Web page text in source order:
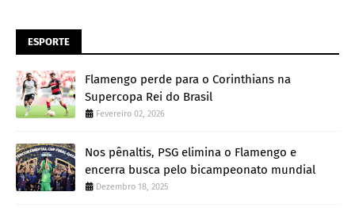
ESPORTE
Flamengo perde para o Corinthians na
Supercopa Rei do Brasil
Fevereiro 02, 2026
Nos pênaltis, PSG elimina o Flamengo e
encerra busca pelo bicampeonato mundial
Dezembro 18, 2025